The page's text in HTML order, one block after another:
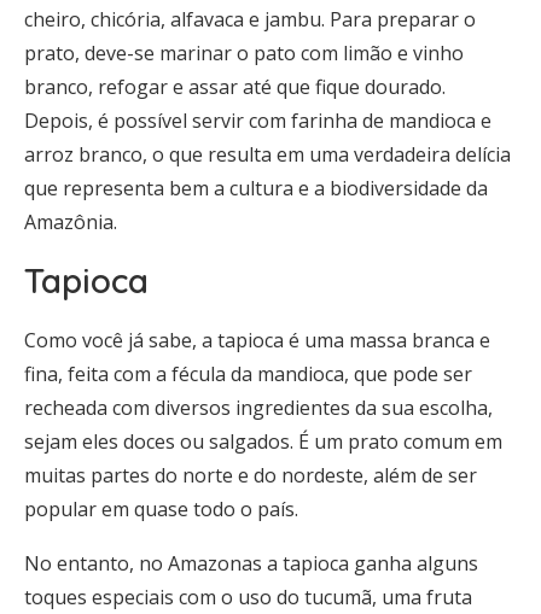
cheiro, chicória, alfavaca e jambu. Para preparar o
prato, deve-se marinar o pato com limão e vinho
branco, refogar e assar até que fique dourado.
Depois, é possível servir com farinha de mandioca e
arroz branco, o que resulta em uma verdadeira delícia
que representa bem a cultura e a biodiversidade da
Amazônia.
Tapioca
Como você já sabe, a tapioca é uma massa branca e
fina, feita com a fécula da mandioca, que pode ser
recheada com diversos ingredientes da sua escolha,
sejam eles doces ou salgados. É um prato comum em
muitas partes do norte e do nordeste, além de ser
popular em quase todo o país.
No entanto, no Amazonas a tapioca ganha alguns
toques especiais com o uso do tucumã, uma fruta